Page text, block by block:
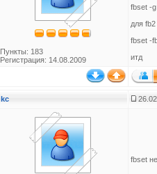
Пункты: 183
Регистрация: 14.08.2009
fbset -
для fb2
fbset -
итд
kc
fbset